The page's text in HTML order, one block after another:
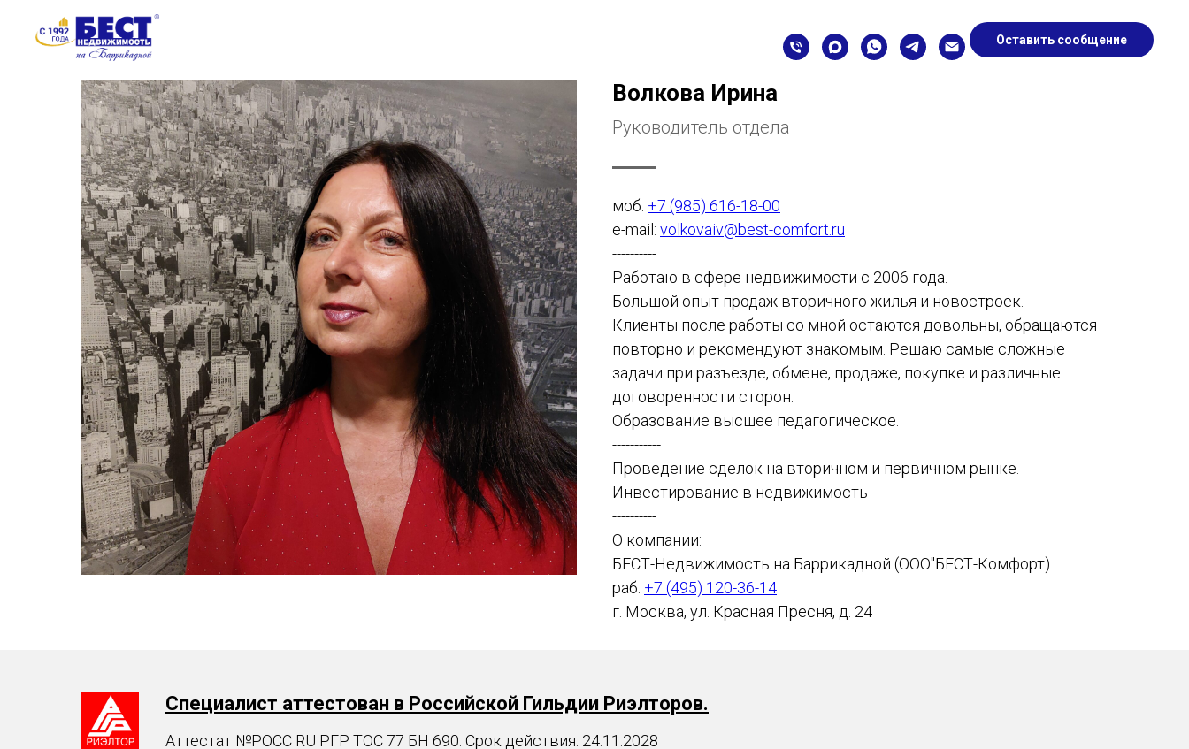
Оставить сообщение
Волкова Ирина
Руководитель отдела
моб. +7 (985) 616-18-00
e-mail: volkovaiv@best-comfort.ru
----------
Работаю в сфере недвижимости с 2006 года.
Большой опыт продаж вторичного жилья и новостроек.
Клиенты после работы со мной остаются довольны, обращаются
повторно и рекомендуют знакомым. Решаю самые сложные
задачи при разъезде, обмене, продаже, покупке и различные
договоренности сторон.
Образование высшее педагогическое.
-----------
Проведение сделок на вторичном и первичном рынке.
Инвестирование в недвижимость
----------
О компании:
БЕСТ-Недвижимость на Баррикадной (ООО"БЕСТ-Комфорт)
раб. +7 (495) 120-36-14
г. Москва, ул. Красная Пресня, д. 24
Специалист аттестован в Российской Гильдии Риэлторов.
Аттестат №РОСС RU РГР ТОС 77 БН 690. Срок действия: 24.11.2028